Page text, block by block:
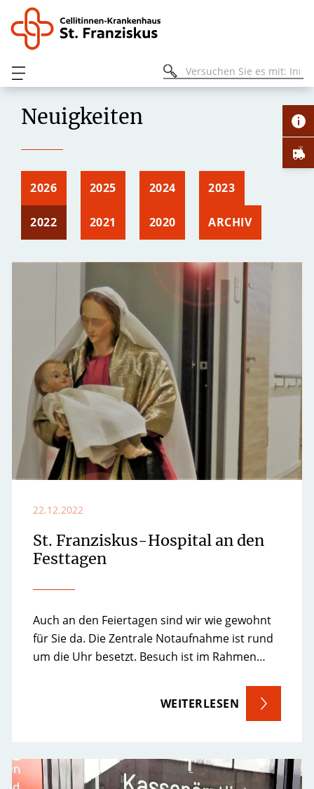
Neuigkeiten
2026 2025 2024 2023
2022 2021 2020 ARCHIV
22.12.2022
St. Franziskus-Hospital an den
Festtagen
Auch an den Feiertagen sind wir wie gewohnt
für Sie da. Die Zentrale Notaufnahme ist rund
um die Uhr besetzt. Besuch ist im Rahmen…
WEITERLESEN